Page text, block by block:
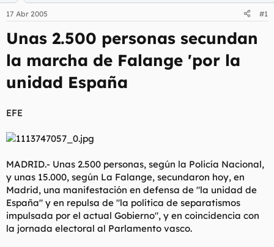
d
o
d
l
e
e
i
i
17 Abr 2005 #1
Unas 2.500 personas secundan
la marcha de Falange 'por la
unidad España
EFE
MADRID.- Unas 2.500 personas, según la Policía Nacional,
y unas 15.000, según La Falange, secundaron hoy, en
Madrid, una manifestación en defensa de "la unidad de
España" y en repulsa de "la política de separatismos
impulsada por el actual Gobierno", y en coincidencia con
la jornada electoral al Parlamento vasco.